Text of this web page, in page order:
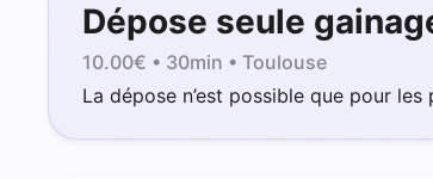
Dépose seule
10.00€ • 30min • Toulouse
La dépose n’est possible que pour